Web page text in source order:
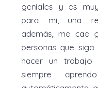
geniales y es
para mi, una
además, me cae
personas que
hacer un trabajo
siempre